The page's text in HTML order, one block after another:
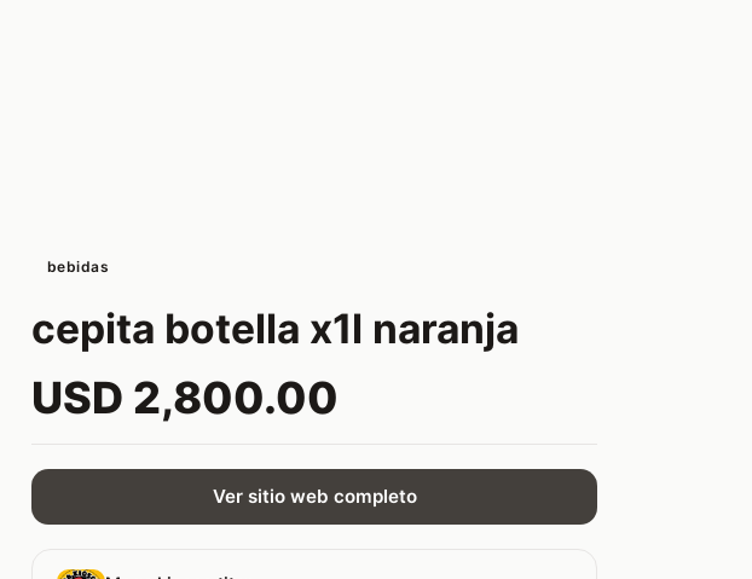
bebidas
cepita botella x1l naranja
USD 2,800.00
Ver sitio web completo